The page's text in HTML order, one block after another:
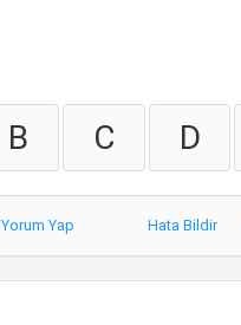
B C D
Yorum Yap Hata Bildir